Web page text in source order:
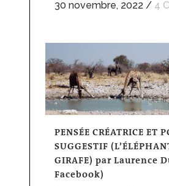
30 novembre, 2022 / 4
PENSÉE CRÉATRICE ET
SUGGESTIF
GIRAFE) par Laurence
Facebook)